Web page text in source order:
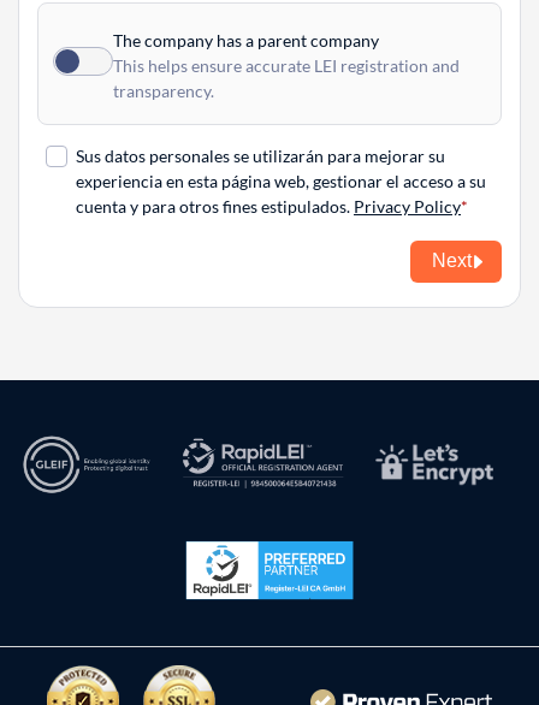
The company has a parent company
This helps ensure accurate LEI registration and
transparency.
Sus datos personales se utilizarán para mejorar su
experiencia en esta página web, gestionar el acceso a su
cuenta y para otros fines estipulados. Privacy Policy
Next